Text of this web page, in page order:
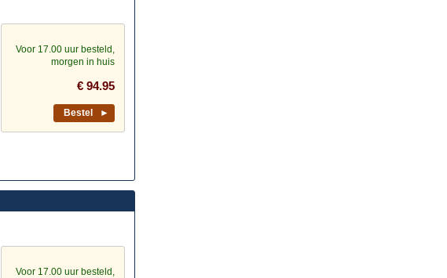
Voor 17.00 uur besteld,
morgen in huis
€ 94.95
Bestel ►
Voor 17.00 uur besteld,